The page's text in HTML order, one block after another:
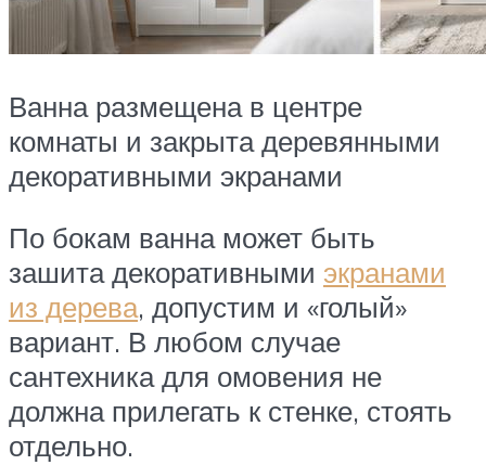
Ванна размещена в центре
комнаты и закрыта деревянными
декоративными экранами
По бокам ванна может быть
зашита декоративными экранами
из дерева, допустим и «голый»
вариант. В любом случае
сантехника для омовения не
должна прилегать к стенке, стоять
отдельно.